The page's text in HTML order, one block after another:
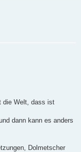
die Welt, dass ist
dann kann es anders
Dolmetscher